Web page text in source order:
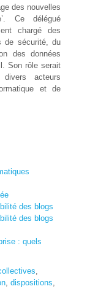
des nouvelles
Ce délégué
chargé des
de sécurité, du
des données
Son rôle serait
acteurs
et de
des blogs
des blogs
: quels
,
, dispositions,